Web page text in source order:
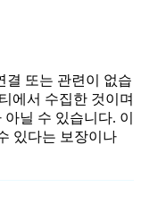
결 또는 관련이 없습
에서 수집한 것이며
닐 수 있습니다. 이
있다는 보장이나